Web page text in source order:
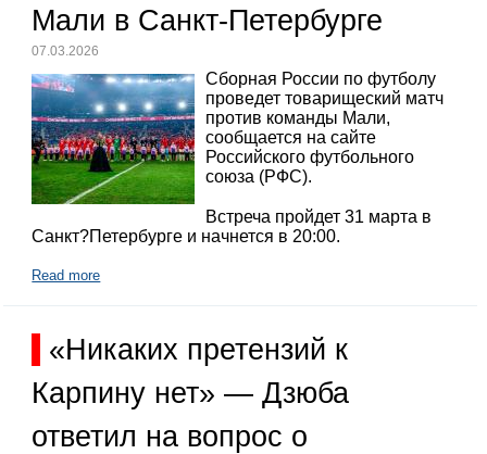
Мали в Санкт-Петербурге
07.03.2026
Сборная России по футболу
проведет товарищеский матч
против команды Мали,
сообщается на сайте
Российского футбольного
союза (РФС).
Встреча пройдет 31 марта в
Санкт?Петербурге и начнется в 20:00.
Read more
«Никаких претензий к
Карпину нет» — Дзюба
ответил на вопрос о